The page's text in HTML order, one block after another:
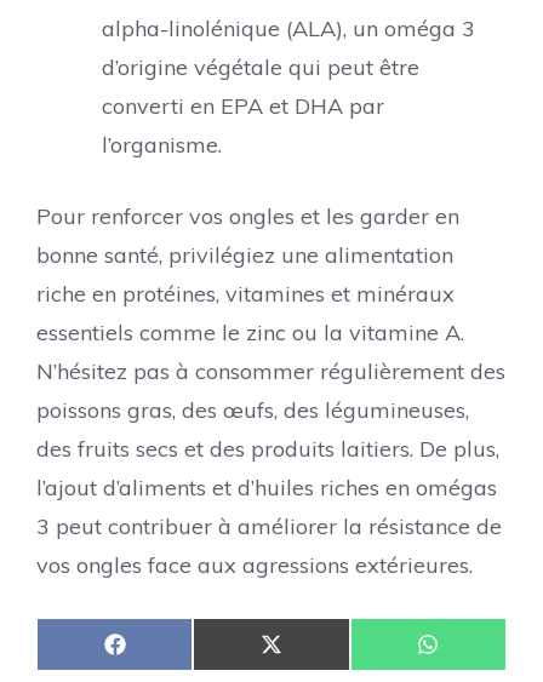
alpha-linolénique (ALA), un oméga 3
d’origine végétale qui peut être
converti en EPA et DHA par
l’organisme.
Pour renforcer vos ongles et les garder en
bonne santé, privilégiez une alimentation
riche en protéines, vitamines et minéraux
essentiels comme le zinc ou la vitamine A.
N’hésitez pas à consommer régulièrement des
poissons gras, des œufs, des légumineuses,
des fruits secs et des produits laitiers. De plus,
l’ajout d’aliments et d’huiles riches en omégas
3 peut contribuer à améliorer la résistance de
vos ongles face aux agressions extérieures.
Share
on
F
a
Share
on
X
(
Share
on
W
h